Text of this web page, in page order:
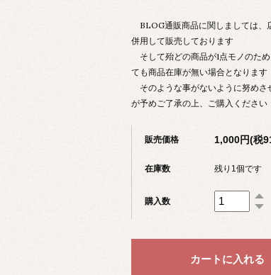
BLOG通販商品に関しましては、
併用して販売しております
そして殆どの商品が1点モノのた
ても商品在庫が無い場合となります
そのような事がないように努めさ
が予めご了承の上、ご購入ください
販売価格 1,000円(税
在庫数 残り1個です
購入数